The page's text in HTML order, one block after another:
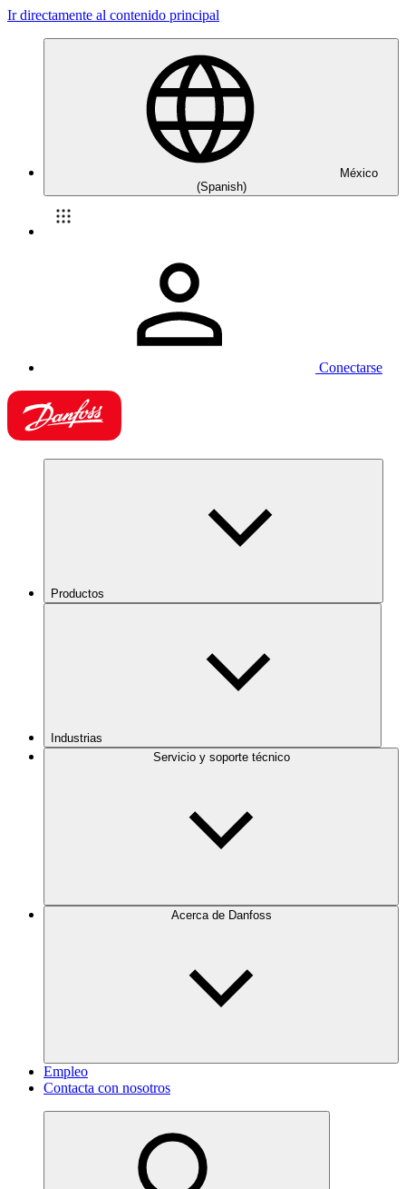
Ir directamente al contenido principal
México
(Spanish)
Conectarse
Productos
Industrias
Servicio y soporte técnico
Acerca de Danfoss
Empleo
Contacta con nosotros